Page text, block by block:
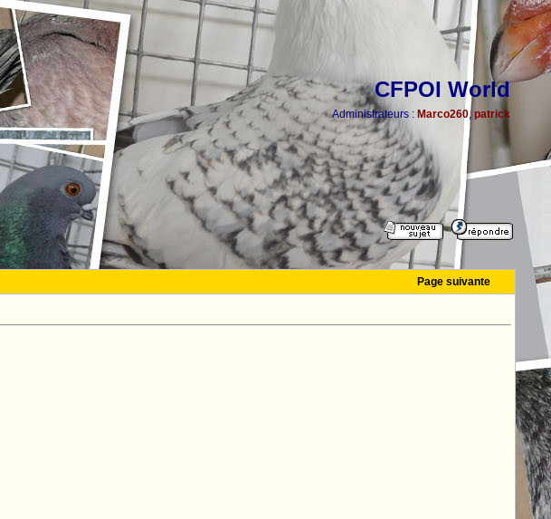
CFPOI World
Administrateurs : Marco260, patrick
Page suivante